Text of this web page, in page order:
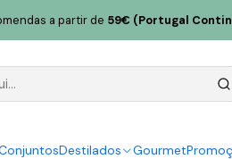
Destilados Gourmet
a partir de 59€ (Portugal
Van
|